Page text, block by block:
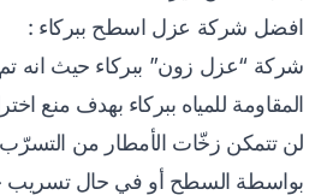
افضل شركة عزل اسطح ببركاء :
شركة “عزل زون” ببركاء حيث انه
المقاومة للمياه ببركاء بهدف منع
لن تتمكن زخّات الأمطار من
بواسطة السطح أو في حال تسريب